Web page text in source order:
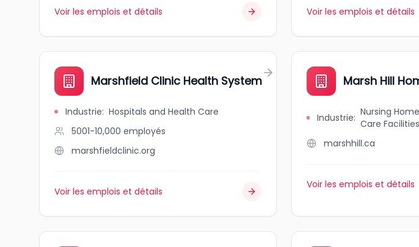
Voir les emplois et détails Voir les emplois et détails
Marshfield Clinic Health System
Industrie: Hospitals and Health Care
5001-10,000 employés
marshfieldclinic.org
Voir les emplois et détails
Marsh Hill
Industrie: Nursing
Care Facilities
marshhill.ca
Voir les emplois et détails